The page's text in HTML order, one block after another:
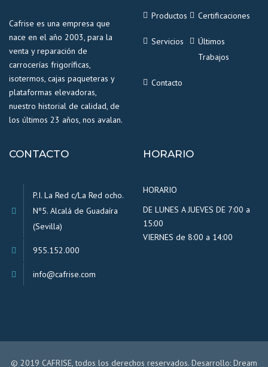
Cafrise es una empresa que
nace en el año 2003, para la
venta y reparación de
carrocerías frigoríficas,
isotermos, cajas paqueteras y
plataformas elevadoras,
nuestro historial de calidad, de
los últimos 23 años, nos avalan.
Productos Certificaciones
Servicios
Últimos
Trabajos
Contacto
CONTACTO
P.I. La Red c/La Red ocho.
Nº5. Alcalá de Guadaíra
(Sevilla)
955.152.000
info@cafrise.com
HORARIO
HORARIO
DE LUNES A JUEVES DE 7:00 a
15:00
VIERNES de 8:00 a 14:00
© 2019 CAFRISE, todos los derechos reservados. Desarrollo: Dream